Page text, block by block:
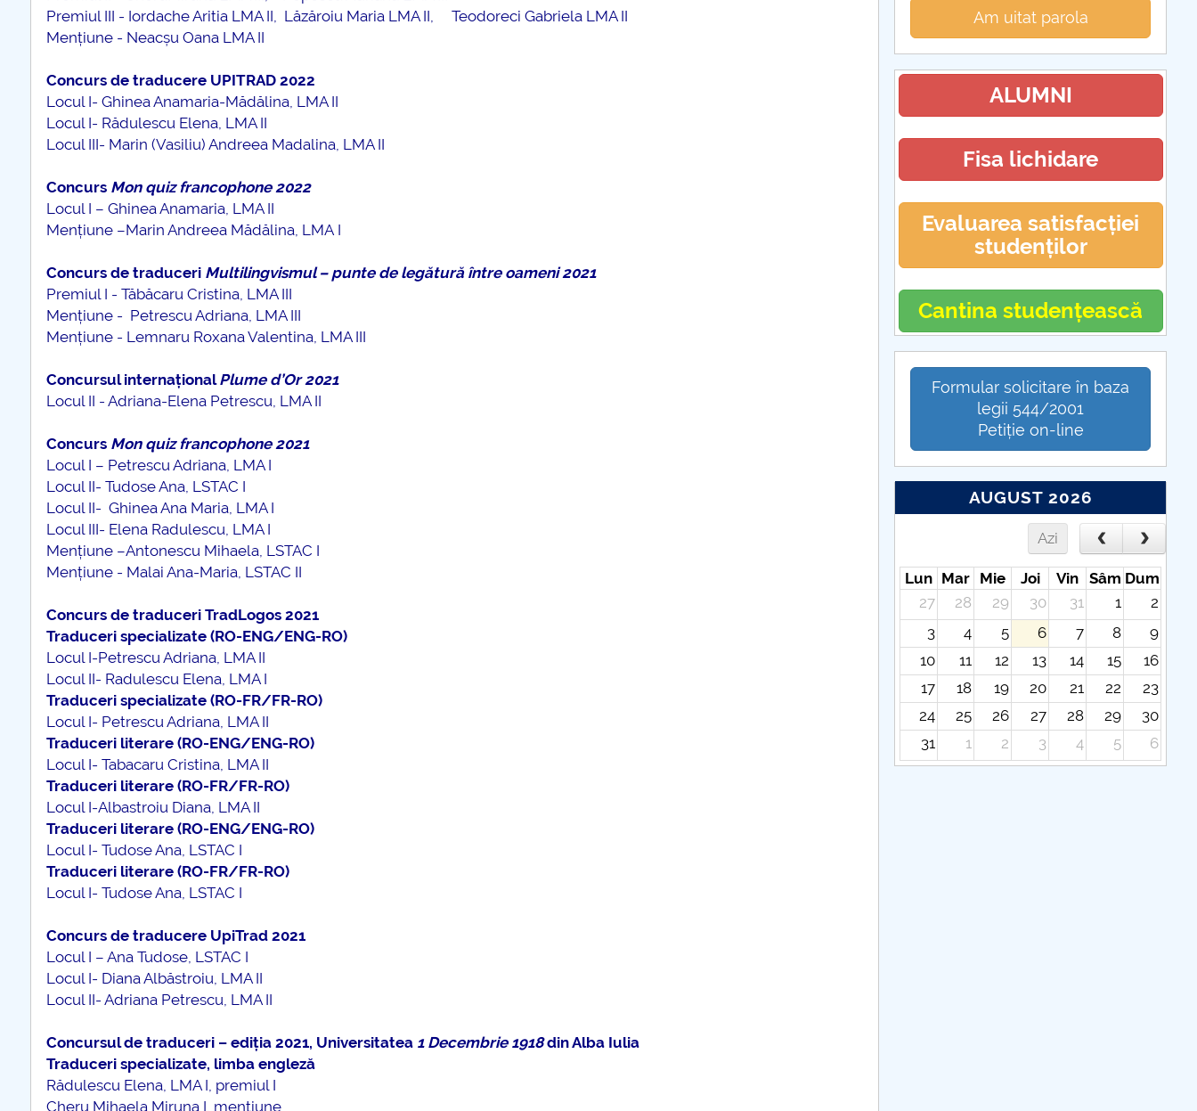
Premiul III - Iordache Aritia LMA II, Lăzăroiu Maria LMA II, Teodoreci Gabriela LMA II
Mențiune - Neacșu Oana LMA II
Concurs de traducere UPITRAD 2022
Locul I- Ghinea Anamaria-Mădălina, LMA II
Locul I- Rădulescu Elena, LMA II
Locul III- Marin (Vasiliu) Andreea Madalina, LMA II
ConcursMon quiz francophone 2022
Locul I – Ghinea Anamaria, LMA II
Mențiune –Marin Andreea Mădălina, LMA I
Concurs de traduceri Multilingvismul – punte de legătură între oameni 2021
Premiul I - Tăbăcaru Cristina, LMA III
Mențiune - Petrescu Adriana, LMA III
Mențiune - Lemnaru Roxana Valentina, LMA III
Concursul internaționalPlume d’Or 2021
Locul II - Adriana-Elena Petrescu, LMA II
ConcursMon quiz francophone 2021
Locul I – Petrescu Adriana, LMA I
Locul II- Tudose Ana, LSTAC I
Locul II- Ghinea Ana Maria, LMA I
Locul III- Elena Radulescu, LMA I
Mențiune –Antonescu Mihaela, LSTAC I
Mențiune - Malai Ana-Maria, LSTAC II
Concurs de traduceri TradLogos 2021
Traduceri specializate (RO-ENG/ENG-RO)
Locul I-Petrescu Adriana, LMA II
Locul II- Radulescu Elena, LMA I
Traduceri specializate (RO-FR/FR-RO)
Locul I- Petrescu Adriana, LMA II
Traduceri literare (RO-ENG/ENG-RO)
Locul I- Tabacaru Cristina, LMA II
Traduceri literare (RO-FR/FR-RO)
Locul I-Albastroiu Diana, LMA II
Traduceri literare (RO-ENG/ENG-RO)
Locul I- Tudose Ana, LSTAC I
Traduceri literare (RO-FR/FR-RO)
Locul I- Tudose Ana, LSTAC I
Concurs de traducere UpiTrad 2021
Locul I – Ana Tudose, LSTAC I
Locul I- Diana Albăstroiu, LMA II
Locul II- Adriana Petrescu, LMA II
Concursul de traduceri – ediția 2021, Universitatea 1 Decembrie 1918din Alba Iulia
Traduceri specializate, limba engleză
Rădulescu Elena, LMA I, premiul I
Cheru Mihaela Miruna I, mențiune
Am uitat parola
ALUMNI
Fisa lichidare
Evaluarea satisfacției
studenților
Cantina studențească
Formular solicitare în baza
legii 544/2001
Petiție on-line
AUGUST 2026
Azi
Lun Mar Mie Joi Vin Sâm Dum
27
28 29 30 31 1
2
3
4 5 6 7 8
9
10
11 12 13 14 15
16
17
18 19 20 21 22
23
24
25 26 27 28 29
30
31
1 2 3 4 5 6